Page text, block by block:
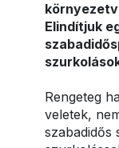
Elindítjuk
Rengeteg
veletek,
szabadidős